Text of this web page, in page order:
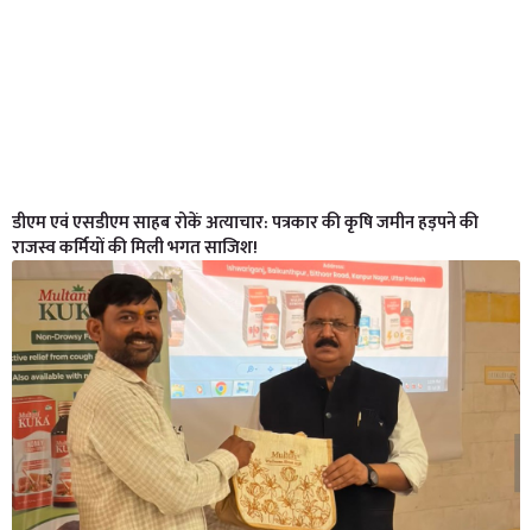
डीएम एवं एसडीएम साहब रोकें अत्याचार: पत्रकार की कृषि जमीन हड़पने की
राजस्व कर्मियों की मिली भगत साजिश!